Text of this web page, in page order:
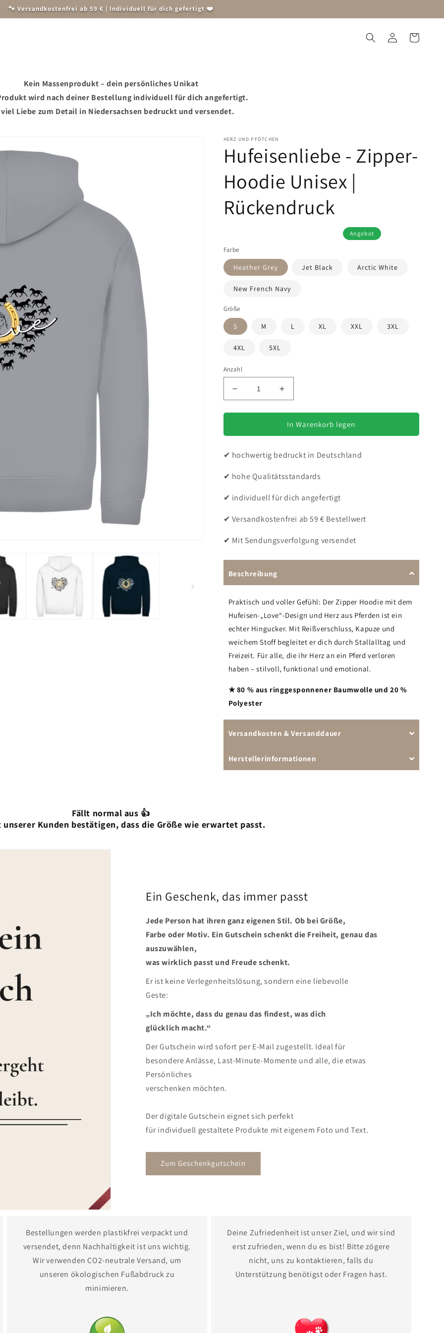
🐾 Versandkostenfrei ab 59 € | Individuell für dich gefertigt ❤️
EinloggenWarenkorb
Kein Massenprodukt – dein persönliches Unikat
wird nach deiner Bestellung individuell für dich angefertigt.
Liebe zum Detail in Niedersachsen bedruckt und versendet.
HERZ UND PFÖTCHEN
Hufeisenliebe - Zipper-
Hoodie Unisex |
Rückendruck
Angebot
Farbe
Heather Grey Jet Black Arctic White
New French Navy
Größe
S M L XL XXL 3XL
4XL 5XL
Anzahl
Verringere
die
Menge
Hufeisenliebe
Zipper-
Unisex
Rückendruck
Erhöhe
die
Menge
für
Hufeisenliebe
Zipper-
Unisex
Rückendruck
In Warenkorb legen
✔ hochwertig bedruckt in Deutschland
✔ hohe Qualitätsstandards
✔ individuell für dich angefertigt
✔ Versandkostenfrei ab 59 € Bestellwert
✔ Mit Sendungsverfolgung versendet
Beschreibung
Praktisch und voller Gefühl: Der Zipper Hoodie mit dem
Hufeisen-„Love“-Design und Herz aus Pferden ist ein
echter Hingucker. Mit Reißverschluss, Kapuze und
weichem Stoff begleitet er dich durch Stallalltag und
Freizeit. Für alle, die ihr Herz an ein Pferd verloren
haben – stilvoll, funktional und emotional.
★ 80 % aus ringgesponnener Baumwolle und 20 %
Polyester
Versandkosten & Versanddauer
Herstellerinformationen
Fällt normal aus 👍
unserer Kunden bestätigen, dass die Größe wie erwartet passt.
Ein Geschenk, das immer passt
Jede Person hat ihren ganz eigenen Stil. Ob bei Größe,
Farbe oder Motiv. Ein Gutschein schenkt die Freiheit, genau das
auszuwählen,
was wirklich passt und Freude schenkt.
Er ist keine Verlegenheitslösung, sondern eine liebevolle
Geste:
„Ich möchte, dass du genau das findest, was dich
glücklich macht.“
Der Gutschein wird sofort per E-Mail zugestellt. Ideal für
besondere Anlässe, Last-Minute-Momente und alle, die etwas
Persönliches
verschenken möchten.
Der digitale Gutschein eignet sich perfekt
für individuell gestaltete Produkte mit eigenem Foto und Text.
Zum Geschenkgutschein
Bestellungen werden plastikfrei verpackt und
versendet, denn Nachhaltigkeit ist uns wichtig.
Wir verwenden CO2-neutrale Versand, um
unseren ökologischen Fußabdruck zu
minimieren.
Deine Zufriedenheit ist unser Ziel, und wir sind
erst zufrieden, wenn du es bist! Bitte zögere
nicht, uns zu kontaktieren, falls du
Unterstützung benötigst oder Fragen hast.